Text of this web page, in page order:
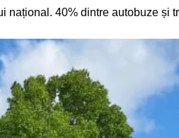
național. 40% dintre autobuze și